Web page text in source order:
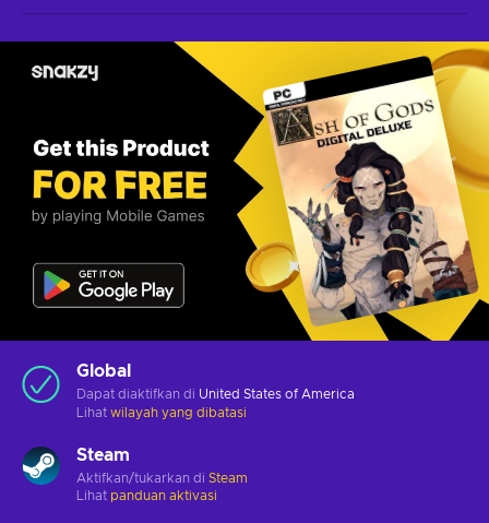
Global
Dapat diaktifkan di United States of America
Lihat wilayah yang dibatasi
Steam
Aktifkan/tukarkan di Steam
Lihat panduan aktivasi